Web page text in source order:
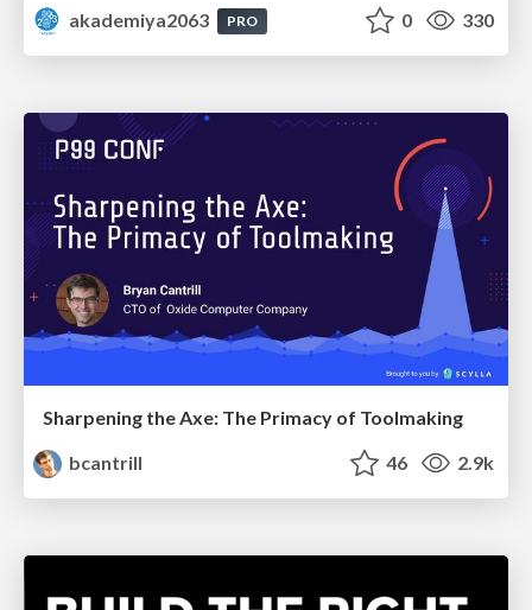
akademiya2063
PRO 0 330
Sharpening the Axe: The Primacy of Toolmaking
bcantrill
46 2.9k